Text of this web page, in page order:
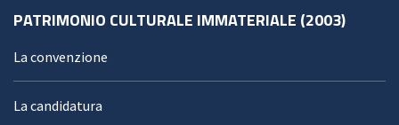
PATRIMONIO CULTURALE IMMATERIALE (2003)
La convenzione
La candidatura